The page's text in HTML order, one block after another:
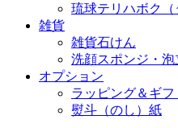
琉球テリハボク（
雑貨
雑貨石けん
洗顔スポンジ・
オプション
ラッピング＆ギフ
熨斗（のし）紙